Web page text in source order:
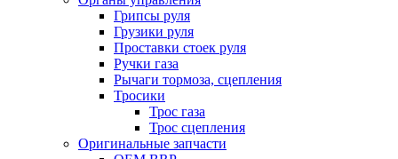
Грипсы руля
Грузики руля
Проставки стоек руля
Ручки газа
Рычаги тормоза, сцепления
Тросики
Трос газа
Трос сцепления
Оригинальные запчасти